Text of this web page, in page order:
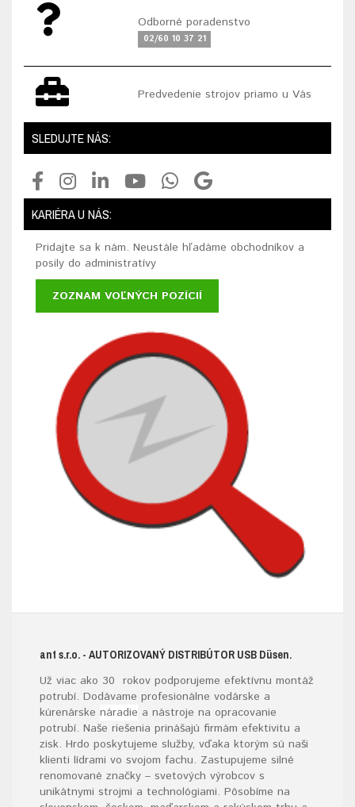
Odborné poradenstvo
02/60 10 37 21
Predvedenie strojov priamo u Vás
SLEDUJTE NÁS:
KARIÉRA U NÁS:
Pridajte sa k nám. Neustále hľadáme obchodníkov a
posily do administratívy
ZOZNAM VOĽNÝCH POZÍCIÍ
ant s.r.o. - AUTORIZOVANÝ DISTRIBÚTOR USB Düsen.
Už viac ako 30 rokov podporujeme efektívnu montáž
potrubí. Dodávame profesionálne vodárske a
kúrenárske náradie a nástroje na opracovanie
potrubí. Naše riešenia prinášajú firmám efektivitu a
zisk. Hrdo poskytujeme služby, vďaka ktorým sú naši
klienti lídrami vo svojom fachu. Zastupujeme silné
renomované značky – svetových výrobcov s
unikátnymi strojmi a technológiami. Pôsobíme na